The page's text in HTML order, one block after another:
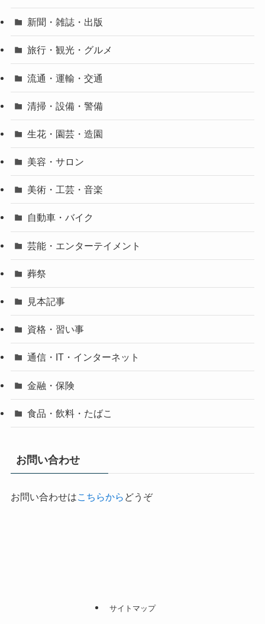
新聞・雑誌・出版
旅行・観光・グルメ
流通・運輸・交通
清掃・設備・警備
生花・園芸・造園
美容・サロン
美術・工芸・音楽
自動車・バイク
芸能・エンターテイメント
葬祭
見本記事
資格・習い事
通信・IT・インターネット
金融・保険
食品・飲料・たばこ
お問い合わせ
お問い合わせはこちらから どうぞ
サイトマップ